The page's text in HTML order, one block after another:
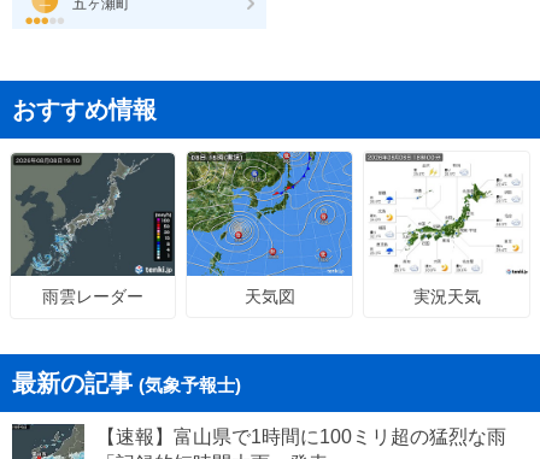
おすすめ情報
雨雲レーダー 天気図 実況天気
最新の記事 (気象予報士)
【速報】富山県で1時間に100ミリ超の猛烈な雨